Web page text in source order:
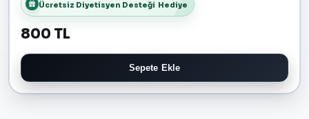
Ücretsiz Diyetisyen Desteği Hediye
800 TL
Sepete Ekle